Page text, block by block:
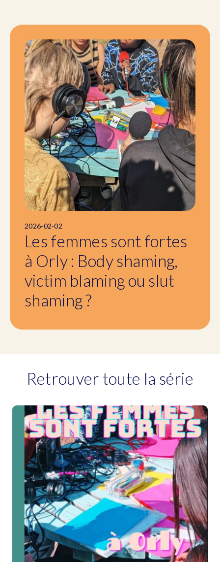
2026-02-02
Les femmes sont fortes
à Orly : Body shaming,
victim blaming ou slut
shaming ?
Retrouver toute la série